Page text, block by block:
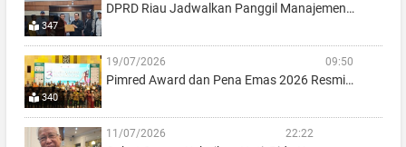
347
DPRD Riau Jadwalkan Panggil Manajemen…
340
19/07/2026 09:50
Pimred Award dan Pena Emas 2026 Resmi…
11/07/2026 22:22